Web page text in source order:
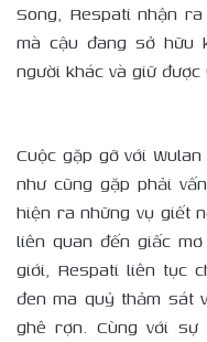
Song, Respati nhận
mà cậu đang sở hữu
người khác và giữ
Cuộc gặp gỡ với
như cũng gặp phải
hiện ra những vụ giết
liên quan đến giấc
giới, Respati liên tục
đen ma quỷ thảm sát
ghê rợn. Cùng với sự